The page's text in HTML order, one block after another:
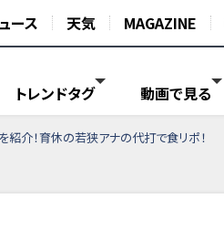
ース 天気 MAGAZINE
トレンドタグ 動画で見る
紹介！育休の若狭アナの代打で食リポ！